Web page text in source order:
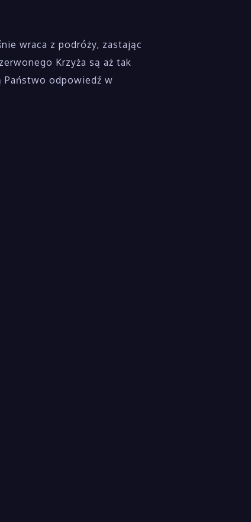
wraca z podróży, zastając
Krzyża są aż tak
Państwo odpowiedź w